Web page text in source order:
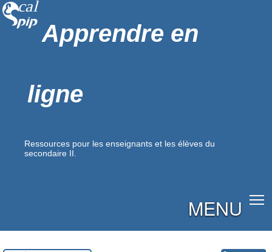
Apprendre en
ligne
Ressources pour les enseignants et les élèves du
secondaire II.
MENU